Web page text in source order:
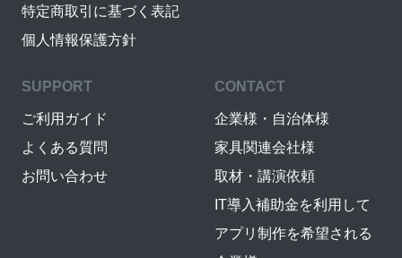
特定商取引に基づく表記
個人情報保護方針
SUPPORT
ご利用ガイド
よくある質問
お問い合わせ
CONTACT
企業様・自治体様
家具関連会社様
取材・講演依頼
IT導入補助金を利用して
アプリ制作を希望される